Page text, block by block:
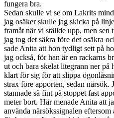
fungera bra.
Sedan skulle vi se om Lakrits
jag osäker skulle jag skicka på
framåt när vi ställde upp, men sen
jag tog det säkra före det osäkra
sade Anita att hon tydligt sett på
jag också, för han är en rackarns
ut och bara skelat litegrann ner på
klart för sig för att slippa
strax före apporten, sedan närsök.
stannade så fint på stoppet fast
meter bort. Här menade Anita att
använda närsökssignalen